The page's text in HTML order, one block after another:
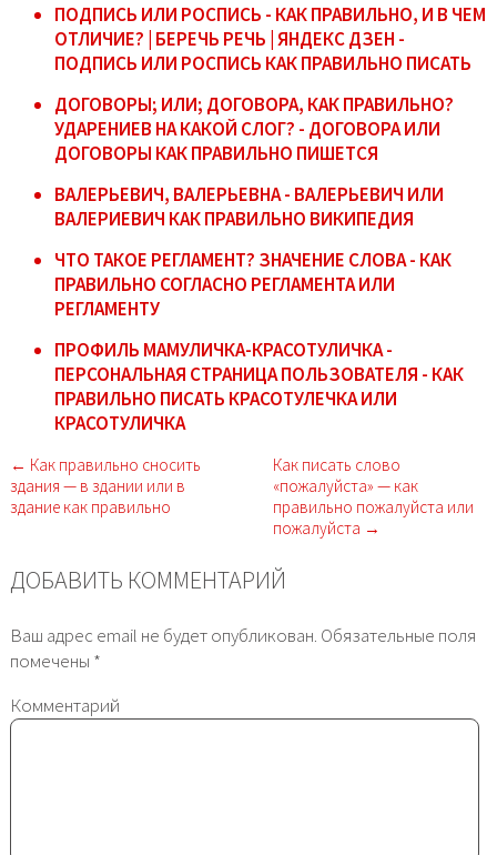
ПОДПИСЬ ИЛИ РОСПИСЬ - КАК ПРАВИЛЬНО, И В ЧЕМ
ОТЛИЧИЕ? | БЕРЕЧЬ РЕЧЬ | ЯНДЕКС ДЗЕН -
ПОДПИСЬ ИЛИ РОСПИСЬ КАК ПРАВИЛЬНО ПИСАТЬ
ДОГОВОРЫ; ИЛИ; ДОГОВОРА, КАК ПРАВИЛЬНО?
УДАРЕНИЕВ НА КАКОЙ СЛОГ? - ДОГОВОРА ИЛИ
ДОГОВОРЫ КАК ПРАВИЛЬНО ПИШЕТСЯ
ВАЛЕРЬЕВИЧ, ВАЛЕРЬЕВНА - ВАЛЕРЬЕВИЧ ИЛИ
ВАЛЕРИЕВИЧ КАК ПРАВИЛЬНО ВИКИПЕДИЯ
ЧТО ТАКОЕ РЕГЛАМЕНТ? ЗНАЧЕНИЕ СЛОВА - КАК
ПРАВИЛЬНО СОГЛАСНО РЕГЛАМЕНТА ИЛИ
РЕГЛАМЕНТУ
ПРОФИЛЬ МАМУЛИЧКА-КРАСОТУЛИЧКА -
ПЕРСОНАЛЬНАЯ СТРАНИЦА ПОЛЬЗОВАТЕЛЯ - КАК
ПРАВИЛЬНО ПИСАТЬ КРАСОТУЛЕЧКА ИЛИ
КРАСОТУЛИЧКА
← Как правильно сносить
здания — в здании или в
здание как правильно
Как писать слово
«пожалуйста» — как
правильно пожалуйста или
пожалуйста →
ДОБАВИТЬ КОММЕНТАРИЙ
Ваш адрес email не будет опубликован. Обязательные поля
помечены *
Комментарий